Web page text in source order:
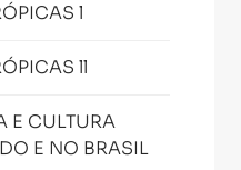
l
ll
E CULTURA
E NO BRASIL